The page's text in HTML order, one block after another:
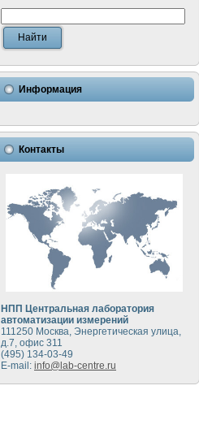
Измерение шумовых
Измерительный
Инструменты для
Инструменты для
Использование NI LabVIEW
Исследовние возможности
Математическое
Моделирование и
Применение
Симуляция отклика
Автоматизация
Блок гальванической
Разработка
Применение среды
Портативная система для
Использование LabVIEW
Устройство для снятия
Передовые научные
Автоматизированная
Автоматизированный
Визуализация
Виртуальный прибор для
Исследование возможности
Исследование кинетики
Комплекс
Метод прогнозирования
Недорогая система
Применение технологий NI
Информация
Контакты
НПП Центральная лаборатория
автоматизации измерений
111250 Москва, Энергетическая улица,
д.7, офис 311
(495) 134-03-49
E-mail: info@lab-centre.ru